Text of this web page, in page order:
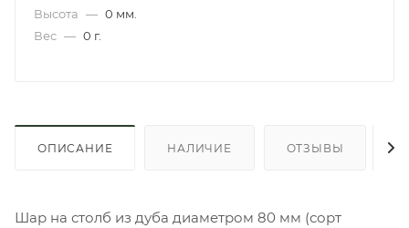
Высота — 0 мм.
Вес — 0 г.
ОПИСАНИЕ НАЛИЧИЕ ОТЗЫВЫ
Шар на столб из дуба диаметром 80 мм (сорт